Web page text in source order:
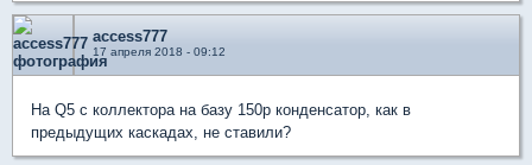
access777
17 апреля 2018 - 09:12
На Q5 с коллектора на базу 150p конденсатор, как в
предыдущих каскадах, не ставили?